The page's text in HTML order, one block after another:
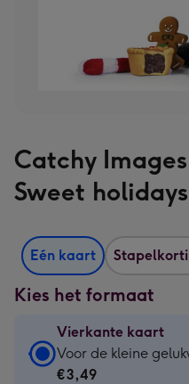
Catchy
Sweet holidays
Eén kaart
Kies het formaat
Vierkante kaart
Vierkante
kaart
Voor de kleine
€3,49